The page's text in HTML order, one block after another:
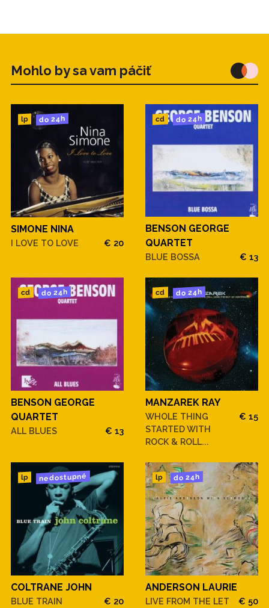
Mohlo by sa vam páčiť
lp do 24h
SIMONE NINA
I LOVE TO LOVE € 20
cd do 24h
BENSON GEORGE
QUARTET
BLUE BOSSA € 13
cd do 24h
BENSON GEORGE
QUARTET
ALL BLUES € 13
cd do 24h
MANZAREK RAY
WHOLE THING
STARTED WITH
ROCK & ROLL...
€ 15
lp nedostupné
COLTRANE JOHN
BLUE TRAIN € 20
lp do 24h
ANDERSON LAURIE
LIVE FROM THE LET
€ 50